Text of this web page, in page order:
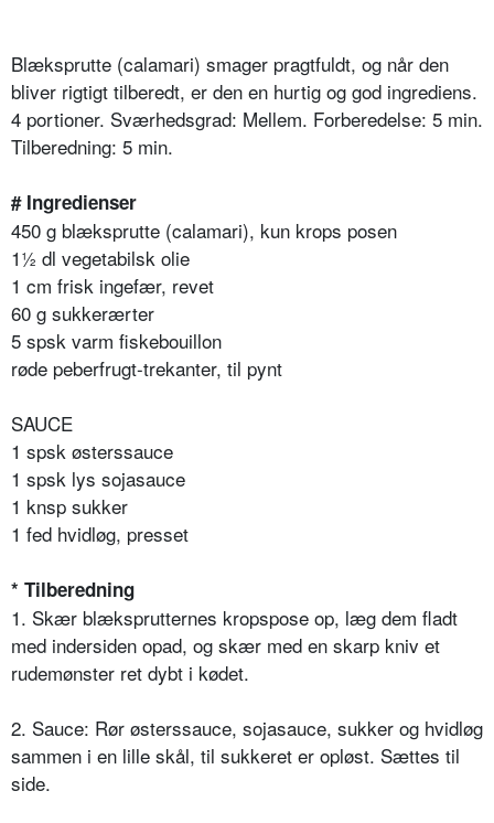
Blæksprutte (calamari) smager pragtfuldt, og når den
bliver rigtigt tilberedt, er den en hurtig og god ingrediens.
4 portioner. Sværhedsgrad: Mellem. Forberedelse: 5 min.
Tilberedning: 5 min.
# Ingredienser
450 g blæksprutte (calamari), kun krops posen
1½ dl vegetabilsk olie
1 cm frisk ingefær, revet
60 g sukkerærter
5 spsk varm fiskebouillon
røde peberfrugt-trekanter, til pynt
SAUCE
1 spsk østerssauce
1 spsk lys sojasauce
1 knsp sukker
1 fed hvidløg, presset
* Tilberedning
1. Skær blæksprutternes kropspose op, læg dem fladt
med indersiden opad, og skær med en skarp kniv et
rudemønster ret dybt i kødet.
2. Sauce: Rør østerssauce, sojasauce, sukker og hvidløg
sammen i en lille skål, til sukkeret er opløst. Sættes til
side.